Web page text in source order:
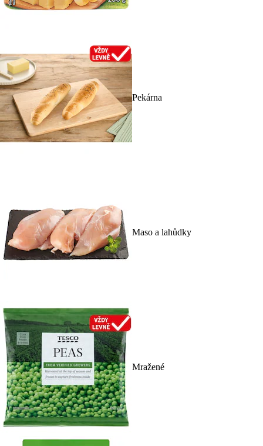
Pekárna
Maso a lahůdky
Mražené